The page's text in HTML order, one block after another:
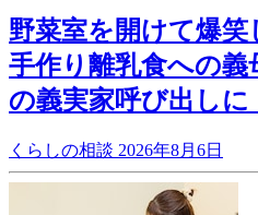
野菜室を開けて爆笑
手作り離乳食への義
の義実家呼び出し
くらしの相談 2026年8月6日